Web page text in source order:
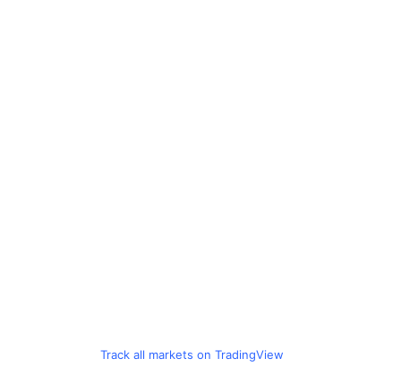
Track all markets on TradingView